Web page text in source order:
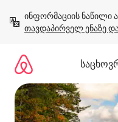
გადასვლა
თავდაპირველ ენაზე